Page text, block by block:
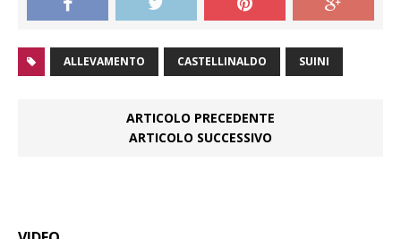
ALLEVAMENTO CASTELLINALDO SUINI
ARTICOLO PRECEDENTE
ARTICOLO SUCCESSIVO